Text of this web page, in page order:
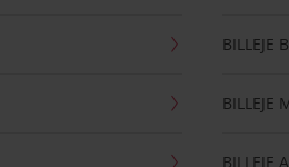
BILLEJE
BILLEJE
BILLEJE